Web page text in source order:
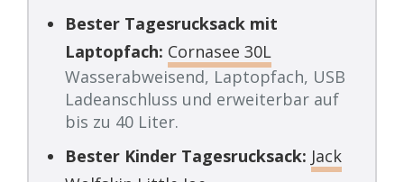
Bester Tagesrucksack mit
Laptopfach: Cornasee 30L
Wasserabweisend, Laptopfach, USB
Ladeanschluss und erweiterbar auf
bis zu 40 Liter.
Bester Kinder Tagesrucksack: Jack